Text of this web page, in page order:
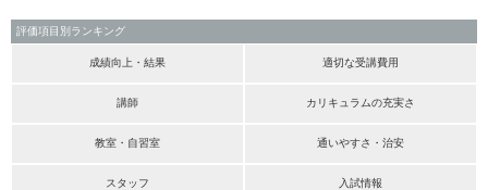
評価項目別ランキング
成績向上・結果 適切な受講費用
講師 カリキュラムの充実さ
教室・自習室 通いやすさ・治安
スタッフ 入試情報